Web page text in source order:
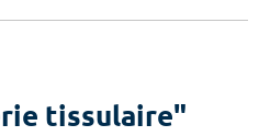
tissulaire"